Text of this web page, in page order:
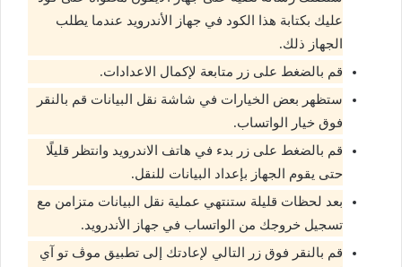
عليك بكتابة هذا الكود في جهاز الأندرويد عندما يطلب
الجهاز ذلك.
قم بالضغط على زر متابعة لإكمال الاعدادات.
ستظهر بعض الخيارات في شاشة نقل البيانات قم بالنقر
فوق خيار الواتساب.
قم بالضغط على زر بدء في هاتف الاندرويد وانتظر قليلًا
حتى يقوم الجهاز بإعداد البيانات للنقل.
بعد لحظات قليلة ستنتهي عملية نقل البيانات متزامن مع
تسجيل خروجك من الواتساب في جهاز الأندرويد.
قم بالنقر فوق زر التالي لإعادتك إلى تطبيق موڤ تو آي